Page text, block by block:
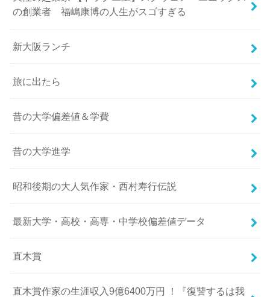
の創業者 福嶋康博の人生がスゴすぎる
新大阪ランチ
旅に出たら
昔の大学偏差値＆学費
昔の大学進学
昭和後期の大人気作家・西村寿行伝説
最新大学・高校・高専・中学校偏差値データ
直木賞
直木賞作家の生涯収入9億6400万円 ！『復讐するは我